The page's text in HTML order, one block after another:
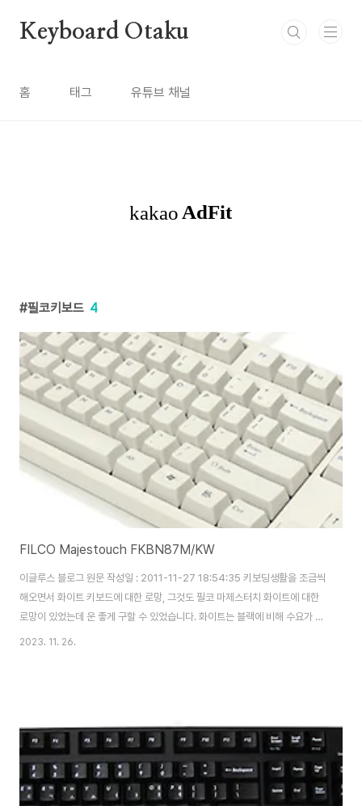
Keyboard Otaku
홈 태그 유튜브 채널
필코키보드 4
FILCO Majestouch FKBN87M/KW
이글루스 블로그 원문 작성일 : 2011-11-27 18:54:35 키보딩생활을 조금씩
해오면서 화이트 키보드에 대한 로망, 그것도 필코 마제스터치 화이트에 대한
로망이 있었는데 운 좋게 구할 수 있었습니다. 화이트는 블랙에 비해 수요가 적
어 많이 찍어내지를 않아 귀한 느낌도 있었구요..하지만 역시나 보강판 갈축은
2023. 11. 26.